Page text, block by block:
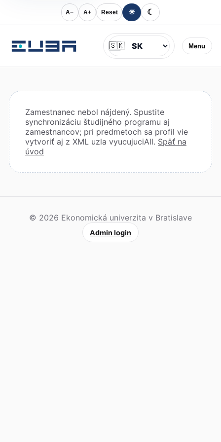
A− A+ Reset ☀ ☾
Menu
Jazyk
🇸🇰
Zamestnanec nebol nájdený. Spustite
synchronizáciu študijného programu aj
zamestnancov; pri predmetoch sa profil vie
vytvoriť aj z XML uzla vyucujuciAll. Späť na
úvod
© 2026 Ekonomická univerzita v Bratislave
Admin login